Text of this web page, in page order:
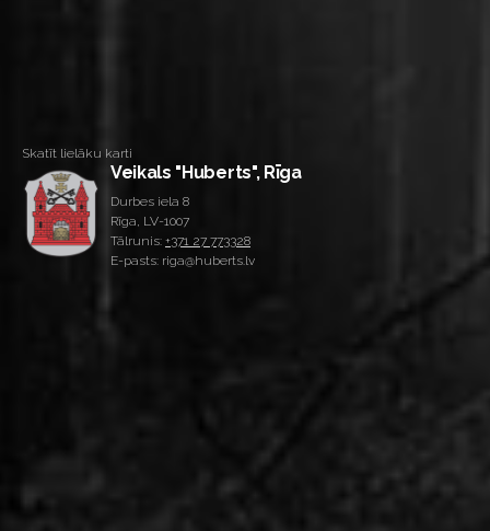
Skatīt lielāku karti
Veikals "Huberts", Rīga
Durbes iela 8
Rīga, LV-1007
Tālrunis: +371 27 773328
E-pasts: riga@huberts.lv